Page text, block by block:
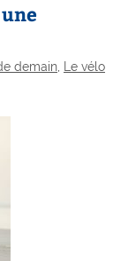
demain, Le vélo